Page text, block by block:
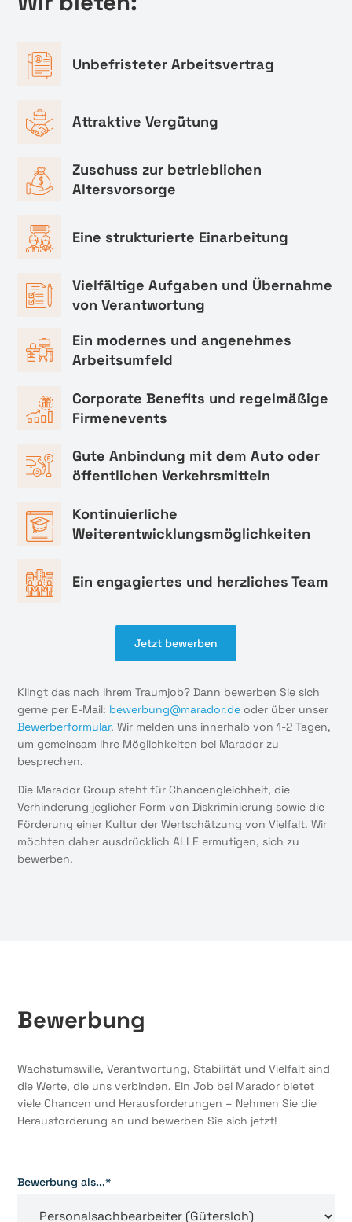
Unbefristeter Arbeitsvertrag
Attraktive Vergütung
Zuschuss zur betrieblichen
Altersvorsorge
Eine strukturierte Einarbeitung
Vielfältige Aufgaben und Übernahme
von Verantwortung
Ein modernes und angenehmes
Arbeitsumfeld
Corporate Benefits und regelmäßige
Firmenevents
Gute Anbindung mit dem Auto oder
öffentlichen Verkehrsmitteln
Kontinuierliche
Weiterentwicklungsmöglichkeiten
Ein engagiertes und herzliches Team
Jetzt bewerben
Klingt das nach Ihrem Traumjob? Dann bewerben Sie sich
gerne per E-Mail: bewerbung@marador.de oder über unser
Bewerberformular. Wir melden uns innerhalb von 1-2 Tagen,
um gemeinsam Ihre Möglichkeiten bei Marador zu
besprechen.
Die Marador Group steht für Chancengleichheit, die
Verhinderung jeglicher Form von Diskriminierung sowie die
Förderung einer Kultur der Wertschätzung von Vielfalt. Wir
möchten daher ausdrücklich ALLE ermutigen, sich zu
bewerben.
Bewerbung
Wachstumswille, Verantwortung, Stabilität und Vielfalt sind
die Werte, die uns verbinden. Ein Job bei Marador bietet
viele Chancen und Herausforderungen – Nehmen Sie die
Herausforderung an und bewerben Sie sich jetzt!
Bewerbung als...*